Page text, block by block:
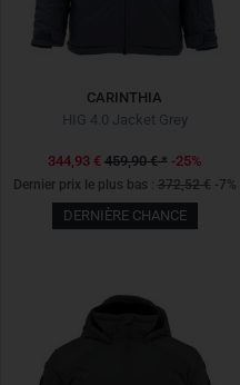
CARINTHIA
HIG 4.0 Jacket Grey
344,93 € 459,90 €* -25%
Dernier prix le plus bas : 372,52 € -7%
DERNIÈRE CHANCE